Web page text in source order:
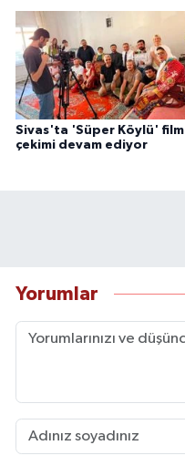
Sivas'ta 'Süper Köylü' film
çekimi devam ediyor
Yorumlar